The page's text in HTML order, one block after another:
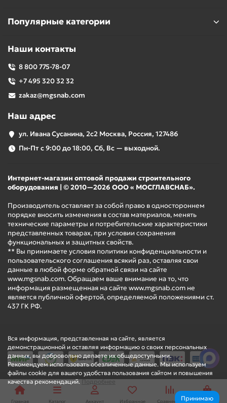
Вся информация, представленная на сайте, является
демонстрационной и оставляя информацию о своих персональных
данных, вы добровольно делаете их общедоступными.
Рекомендуем использовать обезличенные данные. Мы используем
файлы cookie для вашего удобства пользования сайтом и повышения
качества рекомендаций.Подробнее
Принимаю
Популярные категории
Наши контакты
8 800 775-78-07
+7 495 320 32 32
zakaz@mgsnab.com
Наш адрес
ул. Ивана Сусанина, 2с2 Москва, Россия, 127486
Пн-Пт с 9:00 до 18:00, Сб, Вс — выходной.
Интернет-магазин оптовой продажи строительного
оборудования | © 2010—2026 ООО « МОСГЛАВСНАБ».
Производитель оставляет за собой право в одностороннем
порядке вносить изменения в состав материалов, менять
технические параметры и потребительские характеристики
представленных товарах, при условии сохранения
функциональных и защитных свойств.
** Вы принимаете условия политики конфиденциальности и
пользовательского соглашения всякий раз, оставляя свои
данные в любой форме обратной связи на сайте
www.mgsnab.com. Обращаем ваше внимание на то, что
информация размещенная на сайте www.mgsnab.com не
является публичной офертой, определяемой положениями ст.
437 ГК РФ.
Главная Каталог Аккаунт Избранное Сравнение Корзина